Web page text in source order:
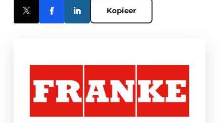
Kopieer